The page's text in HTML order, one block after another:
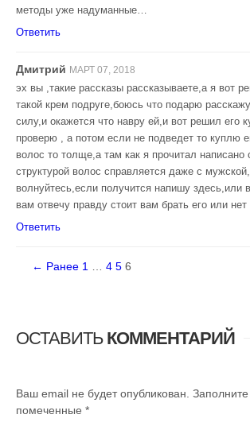
методы уже надуманные…
Ответить
Дмитрий МАРТ 07, 2018
эх вы ,такие рассказы рассказываете,а я вот
такой крем подруге,боюсь что подарю
силу,и окажется что навру ей,и вот решил его
проверю , а потом если не подведет то куплю
волос то толще,а там как я прочитал написано
структурой волос справляется даже с
волнуйтесь,если получится напишу здесь,или
вам отвечу правду стоит вам брать его или нет
Ответить
← Ранее 1 4 5 6
ОСТАВИТЬ КОММЕНТАРИЙ
Ваш email не будет опубликован.
помеченные *